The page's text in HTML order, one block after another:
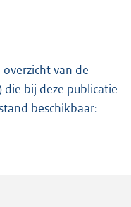
van de
bij deze publicatie
beschikbaar: